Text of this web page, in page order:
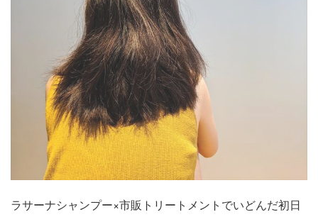
ラサーナシャンプー×市販トリートメントでいどんだ初日